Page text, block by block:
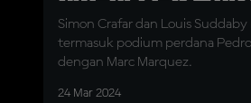
Simon Crafar dan Louis
termasuk podium perdana
dengan Marc Marquez.
24 Mar 2024